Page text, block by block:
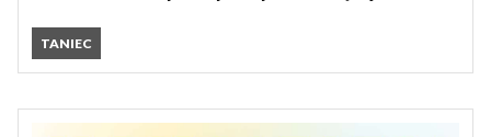
TANIEC